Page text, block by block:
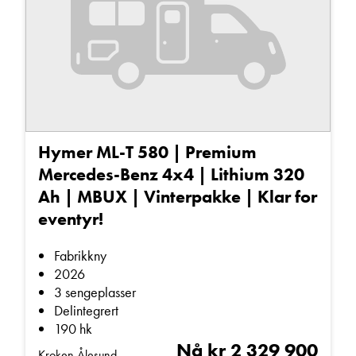
Fabrikkny (10)
Sertifikat
Hjuldrift
Bakhjulsdrift (2)
Firehjulsdrift (1)
Type bobil
Bybobil (4)
Delintegrert (3)
Integrert (10)
Hymer ML-T 580 | Premium
Mercedes-Benz 4x4 | Lithium 320
Ah | MBUX | Vinterpakke | Klar for
eventyr!
Fabrikkny
2026
3 sengeplasser
Delintegrert
190 hk
Nå kr 2 329 900